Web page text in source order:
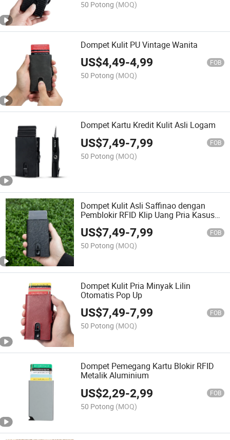
50 Potong (MOQ)
Dompet Kulit PU Vintage Wanita
US$4,49-4,99 FOB
50 Potong (MOQ)
Dompet Kartu Kredit Kulit Asli Logam
US$7,49-7,99 FOB
50 Potong (MOQ)
Dompet Kulit Asli Saffinao dengan
Pemblokir RFID Klip Uang Pria Kasus
Pemegang Kartu Banker Slim Ekstra
Pintar
US$7,49-7,99 FOB
50 Potong (MOQ)
Dompet Kulit Pria Minyak Lilin
Otomatis Pop Up
US$7,49-7,99 FOB
50 Potong (MOQ)
Dompet Pemegang Kartu Blokir RFID
Metalik Aluminium
US$2,29-2,99 FOB
50 Potong (MOQ)